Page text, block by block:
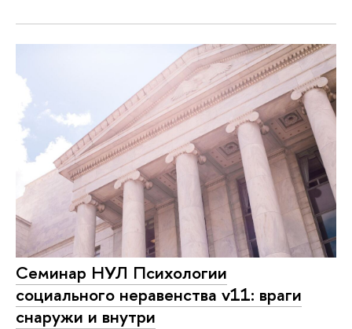
Cеминар НУЛ Психологии
социального неравенства v11: враги
снаружи и внутри